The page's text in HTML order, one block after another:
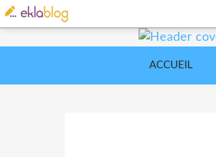
ACCUEIL